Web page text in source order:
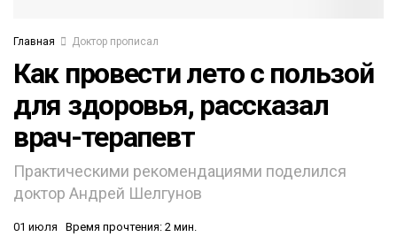
Главная Доктор прописал
Как провести лето с пользой
для здоровья, рассказал
врач-терапевт
Практическими рекомендациями поделился
доктор Андрей Шелгунов
01 июля Время прочтения: 2 мин.